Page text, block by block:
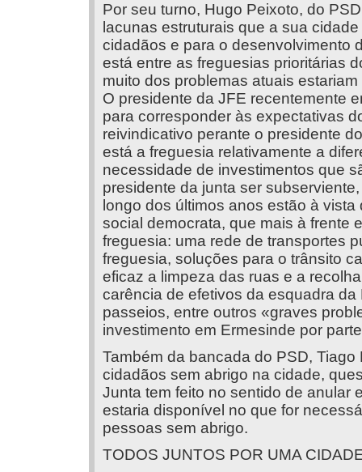
Por seu turno, Hugo Peixoto, do
lacunas estruturais que a sua
cidadãos e para o desenvolvimento
está entre as freguesias prioritárias
muito dos problemas atuais
O presidente da JFE recentemente
para corresponder às expectativas
reivindicativo perante o presidente
está a freguesia relativamente a
necessidade de investimentos que
presidente da junta ser
longo dos últimos anos estão à
social democrata, que mais à frente
freguesia: uma rede de transportes
freguesia, soluções para o trânsito
eficaz a limpeza das ruas e a
carência de efetivos da esquadra
passeios, entre outros «graves
investimento em Ermesinde por
Também da bancada do PSD,
cidadãos sem abrigo na cidade,
Junta tem feito no sentido de anular
estaria disponível no que for
pessoas sem abrigo.
TODOS JUNTOS POR UMA